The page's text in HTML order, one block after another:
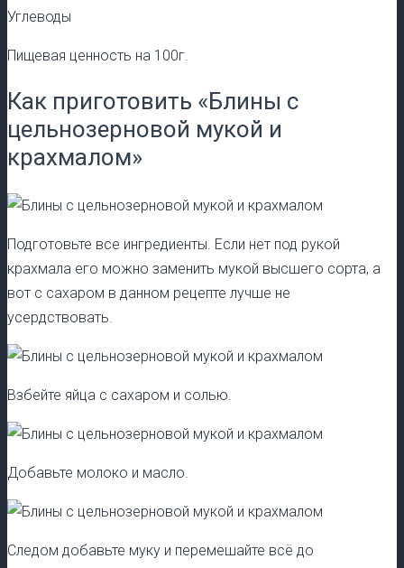
Углеводы
Пищевая ценность на 100г.
Как приготовить «Блины с
цельнозерновой мукой и
крахмалом»
Подготовьте все ингредиенты. Если нет под рукой
крахмала его можно заменить мукой высшего сорта, а
вот с сахаром в данном рецепте лучше не
усердствовать.
Взбейте яйца с сахаром и солью.
Добавьте молоко и масло.
Следом добавьте муку и перемешайте всё до